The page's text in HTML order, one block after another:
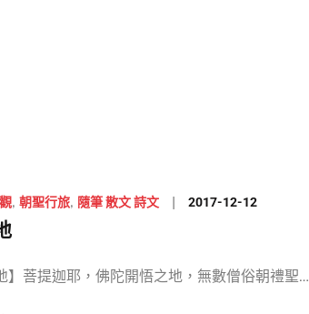
朝聖行旅 隨筆 散文 詩文
Posted
2017-12-12
】菩提迦耶，佛陀開悟之地，無數僧俗朝禮聖…